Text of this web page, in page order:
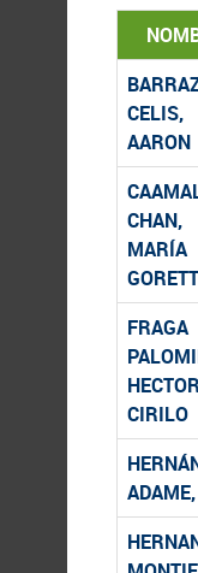
CELIS,
AARON
CHAN,
MARÍA
FRAGA
HECTOR
CIRILO